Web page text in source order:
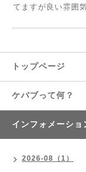
てますが良い雰囲
トップページ
ケバブって何？
インフォメーショ
2026-08（1）